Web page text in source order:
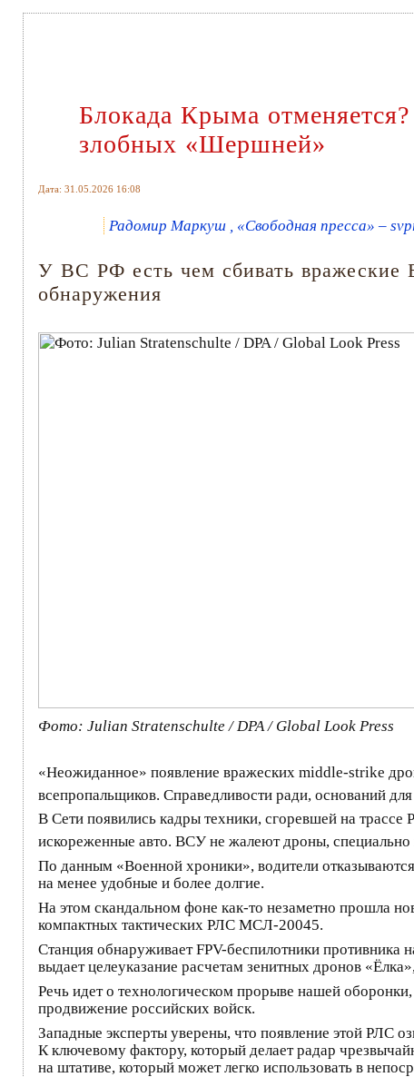
Блокада Крыма
злобных «Шершней»
Дата: 31.05.2026 16:08
Радомир Маркуш , «Свободная пресса» –
У ВС РФ есть чем сбивать вражеские
обнаружения
Фото: Julian Stratenschulte / DPA / Global Look Press
«Неожиданное» появление вражеских middle-strike
всепропальщиков. Справедливости ради, оснований
В Сети появились кадры техники, сгоревшей на
искореженные авто. ВСУ не жалеют дроны,
По данным «Военной хроники», водители
на менее удобные и более долгие.
На этом скандальном фоне как-то незаметно прошла
компактных тактических РЛС МСЛ-20045.
Станция обнаруживает FPV-беспилотники
выдает целеуказание расчетам зенитных дронов
Речь идет о технологическом прорыве нашей
продвижение российских войск.
Западные эксперты уверены, что появление этой РЛС
К ключевому фактору, который делает радар
на штативе, который может легко использовать в